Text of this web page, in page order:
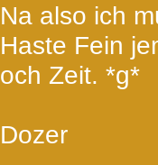
Na also ich
Haste Fein
och Zeit. *g*
Dozer